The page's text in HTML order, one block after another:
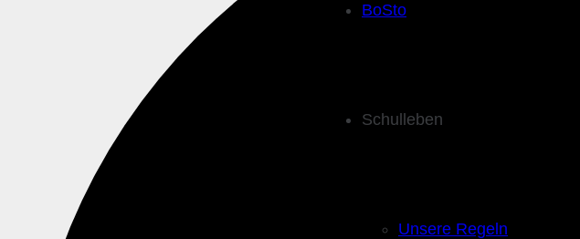
BoSto
Schulleben
Unsere Regeln